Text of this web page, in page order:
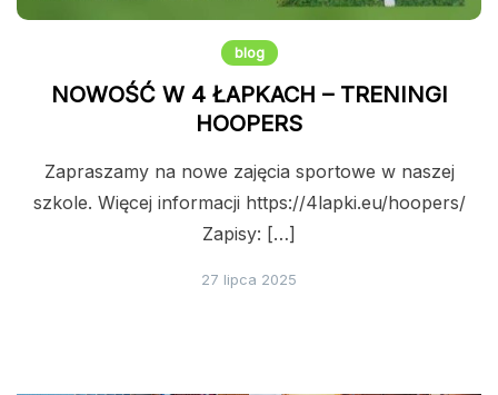
blog
NOWOŚĆ W 4 ŁAPKACH – TRENINGI
HOOPERS
Zapraszamy na nowe zajęcia sportowe w naszej
szkole. Więcej informacji https://4lapki.eu/hoopers/
Zapisy: […]
27 lipca 2025